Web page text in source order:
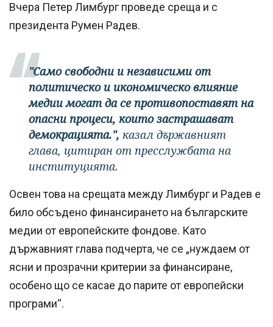
Вчера Петер Лимбург проведе среща и с
президента Румен Радев.
"Само свободни и независими от
политическо и икономическо влияние
медии могат да се противопоставят на
опасни процеси, които застрашават
демокрацията.", казал държавният
глава, цитиран от пресслужбата на
институцията.
Освен това на срещата между Лимбург и Радев е
било обсъдено финансирането на българските
медии от европейските фондове. Като
държавният глава подчерта, че се „нуждаем от
ясни и прозрачни критерии за финансиране,
особено що се касае до парите от европейски
програми“.